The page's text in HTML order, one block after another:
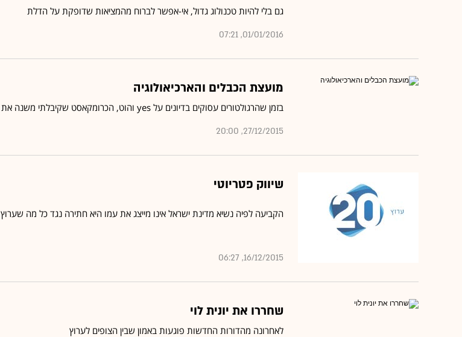
גם בלי להיות טכנולוג גדול, אי-אפשר לברוח מהמציאות שדופקת על הדלת
01/01/2016, 07:21
מועצת הכבלים והארכיאולוגיה
בזמן שהרגולטורים עסוקים בדיונים על yes והוט, הכרומקאסט שקיבלתי משנה את שוק הטלוויזיה
27/12/2015, 20:00
שיווק פטריוטי
הקביעה לפיה נשיא מדינת ישראל אינו מייצג את עמו היא חתירה נגד כל מה שערוץ 20 חרת על דגלו
16/12/2015, 06:27
שחררו את יונית לוי
לאחרונה מהדורות החדשות פוגעות באמון שבין הצופים לערוץ